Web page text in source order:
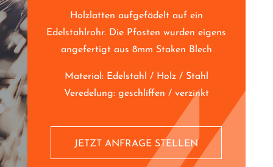
Holzlatten aufgefädelt auf ein
Edelstahlrohr. Die Pfosten wurden eigens
angefertigt aus 8mm Staken Blech
Material: Edelstahl / Holz / Stahl
Veredelung: geschliffen / verzinkt
JETZT ANFRAGE STELLEN